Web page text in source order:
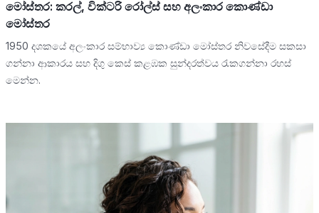
මෝස්තර: කරල්, වික්ටරි රෝල්ස් සහ අලංකාර කොණ්ඩා
මෝස්තර
1950 දශකයේ අලංකාර සම්භාව්‍ය කොණ්ඩා මෝස්තර නිවසේදීම සකසා
ගන්නා ආකාරය සහ දිගු කෙස් කළඹක සුන්දරත්වය රැකගන්නා රහස්
මෙන්න.